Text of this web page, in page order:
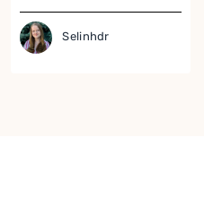
Selinhdr